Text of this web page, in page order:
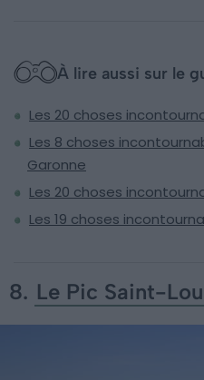
À lire aussi sur le
Les 20 choses
Les 8 choses
Garonne
Les 20 choses
Les 19 choses
8. Le Pic Saint-